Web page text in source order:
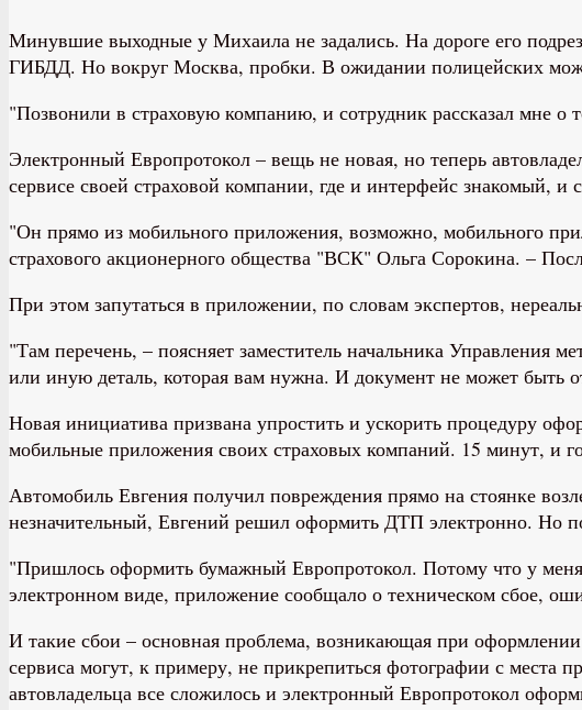
Минувшие выходные у Михаила не задались. На дороге его
ГИБДД. Но вокруг Москва, пробки. В ожидании полицейских
"Позвонили в страховую компанию, и сотрудник рассказал мне
Электронный Европротокол – вещь не новая, но теперь
сервисе своей страховой компании, где и интерфейс знакомый, и
"Он прямо из мобильного приложения, возможно, мобильного
страхового акционерного общества "ВСК" Ольга Сорокина. –
При этом запутаться в приложении, по словам экспертов,
"Там перечень, – поясняет заместитель начальника
или иную деталь, которая вам нужна. И документ не может
Новая инициатива призвана упростить и ускорить процедуру
мобильные приложения своих страховых компаний. 15 минут, и
Автомобиль Евгения получил повреждения прямо на стоянке
незначительный, Евгений решил оформить ДТП электронно. Но
"Пришлось оформить бумажный Европротокол. Потому что у
электронном виде, приложение сообщало о техническом сбое,
И такие сбои – основная проблема, возникающая при
сервиса могут, к примеру, не прикрепиться фотографии с
автовладельца все сложилось и электронный Европротокол